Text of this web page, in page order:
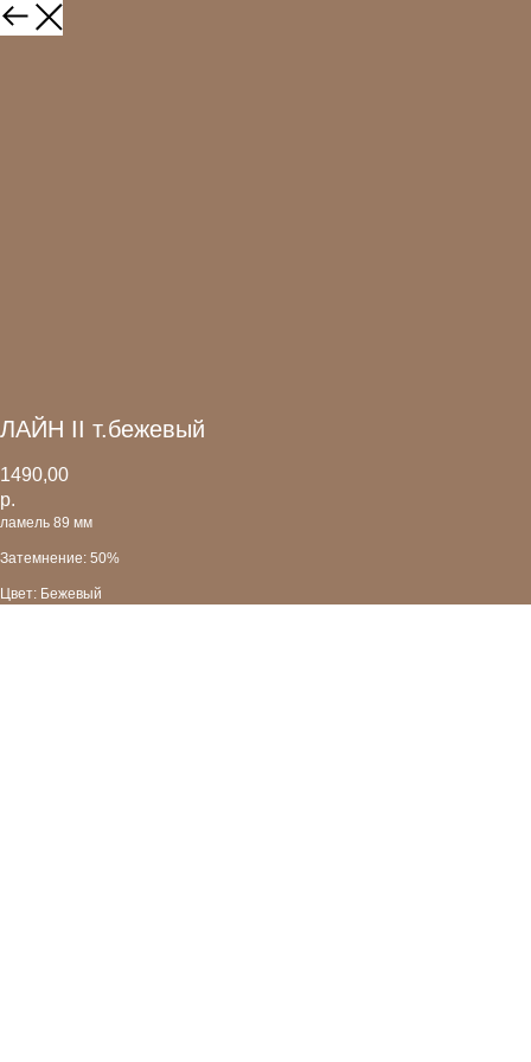
ЛАЙН II т.бежевый
1490,00
р.
ламель 89 мм
Затемнение: 50%
Цвет: Бежевый